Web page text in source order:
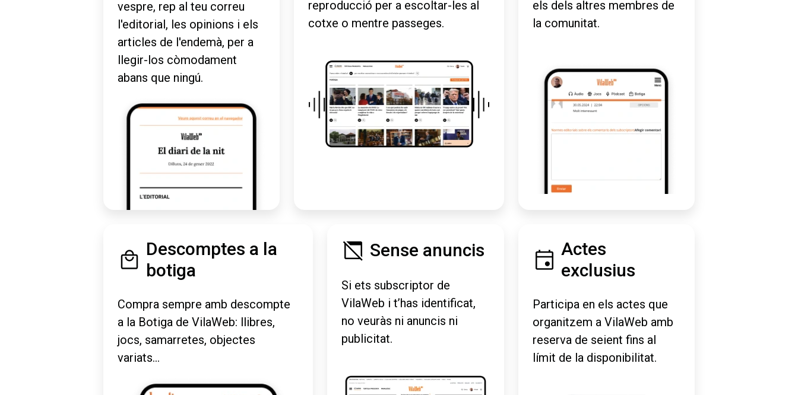
vespre, rep al teu correu
l'editorial, les opinions i els
articles de l'endemà, per a
llegir-los còmodament
abans que ningú.
reproducció per a escoltar-les al
cotxe o mentre passeges.
els dels altres membres de
la comunitat.
Descomptes a la
botiga
Compra sempre amb descompte
a la Botiga de VilaWeb: llibres,
jocs, samarretes, objectes
variats...
Sense anuncis
Si ets subscriptor de
VilaWeb i t’has identificat,
no veuràs ni anuncis ni
publicitat.
Actes
exclusius
Participa en els actes que
organitzem a VilaWeb amb
reserva de seient fins al
límit de la disponibilitat.